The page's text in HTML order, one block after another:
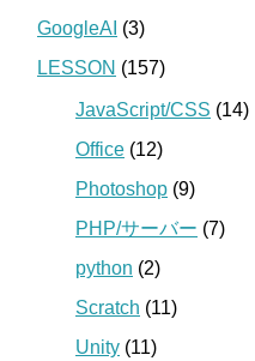
GoogleAI (3)
LESSON (157)
JavaScript/CSS (14)
Office (12)
Photoshop (9)
PHP/サーバー (7)
python (2)
Scratch (11)
Unity (11)